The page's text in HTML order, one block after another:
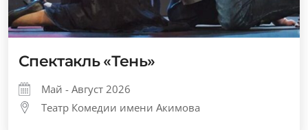
Спектакль «Тень»
Май - Август 2026
Театр Комедии имени Акимова